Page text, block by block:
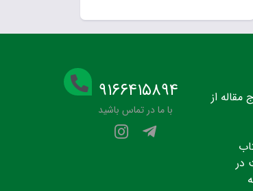
از
در
۹۱۶۶۴۱۵۸۹۴
با ما در تماس باشید